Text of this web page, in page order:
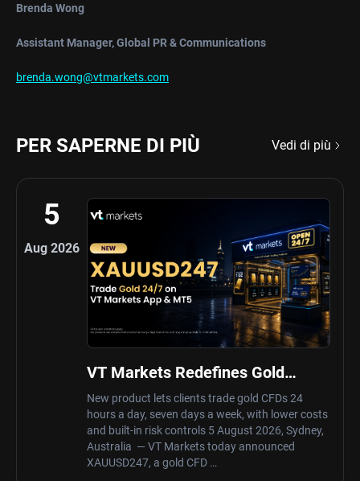
Brenda Wong
Assistant Manager, Global PR & Communications
brenda.wong@vtmarkets.com
PER SAPERNE DI PIÙ Vedi di più
5
Aug 2026
VT Markets Redefines Gold
Trading Hours with Launch of
XAUUSD247
New product lets clients trade gold CFDs 24
hours a day, seven days a week, with lower costs
and built-in risk controls 5 August 2026, Sydney,
Australia — VT Markets today announced
XAUUSD247, a gold CFD …